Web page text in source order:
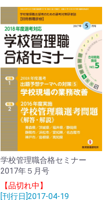
学校管理職合格セミナー
2017年５月号
【品切れ中】
[刊行日]2017-04-19